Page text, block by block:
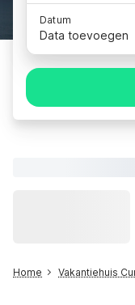
Datum
Data toevoegen
Home Vakantiehuis